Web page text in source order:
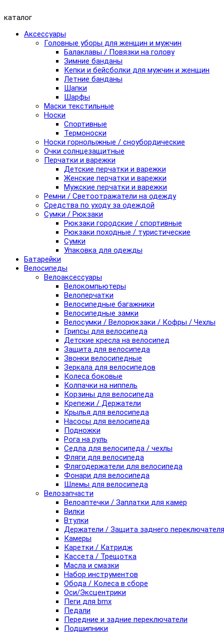
каталог
Аксессуары
Головные уборы для женщин и мужчин
Балаклавы / Повязки на голову
Зимние банданы
Кепки и бейсболки для мужчин и женщин
Летние банданы
Шапки
Шарфы
Маски текстильные
Носки
Спортивные
Термоноски
Носки горнолыжные / сноубордические
Очки солнцезащитные
Перчатки и варежки
Детские перчатки и варежки
Женские перчатки и варежки
Мужские перчатки и варежки
Ремни / Светоотражатели на одежду
Средства по уходу за одеждой
Сумки / Рюкзаки
Рюкзаки городские / спортивные
Рюкзаки походные / туристические
Сумки
Упаковка для одежды
Батарейки
Велосипеды
Велоаксессуары
Велокомпьютеры
Велоперчатки
Велосипедные багажники
Велосипедные замки
Велосумки / Велорюкзаки / Кофры / Чехлы
Грипсы для велосипеда
Детские кресла на велосипед
Защита для велосипеда
Звонки велосипедные
Зеркала для велосипедов
Колеса боковые
Колпачки на ниппель
Корзины для велосипеда
Крепежи / Держатели
Крылья для велосипеда
Насосы для велосипеда
Подножки
Рога на руль
Седла для велосипеда / чехлы
Фляги для велосипеда
Флягодержатели для велосипеда
Фонари для велосипеда
Шлемы для велосипеда
Велозапчасти
Велоаптечки / Заплатки для камер
Вилки
Втулки
Держатели / Защита заднего переключателя
Камеры
Каретки / Катридж
Кассета / Трещотка
Масла и смазки
Набор инструментов
Обода / Колеса в сборе
Оси/Эксцентрики
Пеги для bmx
Педали
Передние и задние переключатели
Подшипники